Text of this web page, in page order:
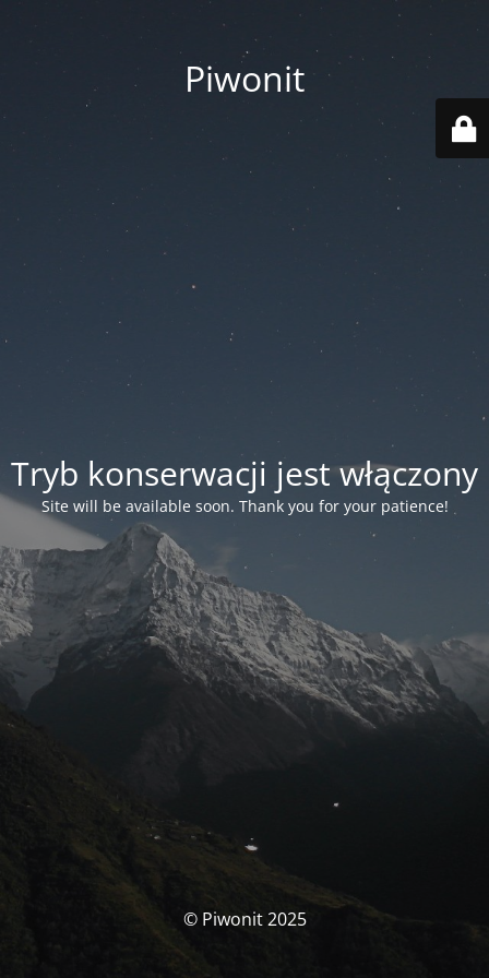
Piwonit
Tryb konserwacji jest włączony
Site will be available soon. Thank you for your patience!
© Piwonit 2025